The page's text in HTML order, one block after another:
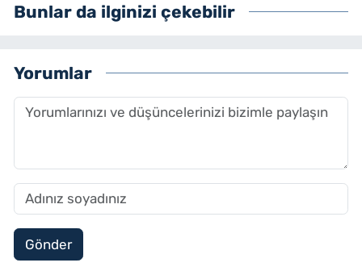
Bunlar da ilginizi çekebilir
Yorumlar
Gönder